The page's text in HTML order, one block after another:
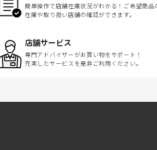
簡単操作で店舗在庫状況がわかる！ご希望商品
在庫や取り扱い店舗の確認ができます。
店舗サービス
専門アドバイザーがお買い物をサポート！
充実したサービスを是非ご利用ください。